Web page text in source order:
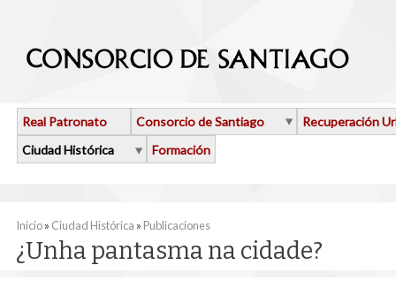
Real Patronato Consorcio de Santiago
Recuperación
Ciudad Histórica
Formación
Se encuentra usted aquí
Inicio» Ciudad Histórica » Publicaciones
¿Unha pantasma na cidade?